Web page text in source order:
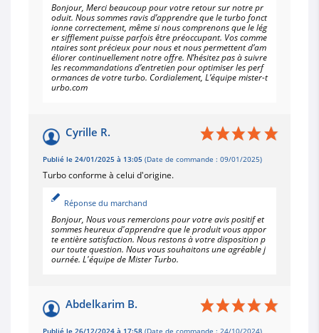
Bonjour, Merci beaucoup pour votre retour sur notre pr
oduit. Nous sommes ravis d’apprendre que le turbo fonct
ionne correctement, même si nous comprenons que le lég
er sifflement puisse parfois être préoccupant. Vos comme
ntaires sont précieux pour nous et nous permettent d’am
éliorer continuellement notre offre. N’hésitez pas à suivre
les recommandations d’entretien pour optimiser les perf
ormances de votre turbo. Cordialement, L’équipe mister-t
urbo.com
Cyrille R.
Publié le 24/01/2025 à 13:05 (Date de commande : 09/01/2025)
Turbo conforme à celui d'origine.
Réponse du marchand
Bonjour, Nous vous remercions pour votre avis positif et
sommes heureux d'apprendre que le produit vous appor
te entière satisfaction. Nous restons à votre disposition p
our toute question. Nous vous souhaitons une agréable j
ournée. L'équipe de Mister Turbo.
Abdelkarim B.